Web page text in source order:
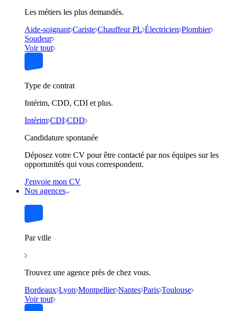
Les métiers les plus demandés.
Aide-soignant Cariste Chauffeur PL Électricien Plombier
Soudeur
Voir tout
Type de contrat
Intérim, CDD, CDI et plus.
Intérim CDI CDD
Candidature spontanée
Déposez votre CV pour être contacté par nos équipes sur les
opportunités qui vous correspondent.
J'envoie mon CV
Nos agences
Par ville
Trouvez une agence près de chez vous.
Bordeaux Lyon Montpellier Nantes Paris Toulouse
Voir tout